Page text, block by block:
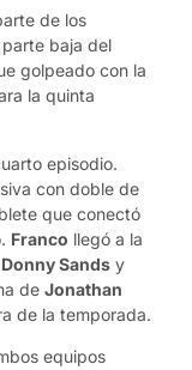
de los
baja del
golpeado con la
la quinta
episodio.
con doble de
que conectó
Franco llegó a la
Donny Sands y
de Jonathan
de la temporada.
equipos